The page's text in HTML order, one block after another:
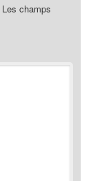
Les champs